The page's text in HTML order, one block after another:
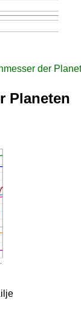
der
Planeten